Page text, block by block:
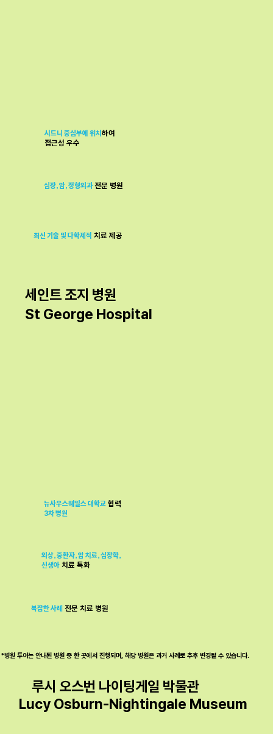
루시 오스번 나이팅게일 박물관
Lucy Osburn-Nightingale Museum
​세인트 조지 병원
St George Hospital
뉴사우스웨일스 대학교협력
3차 병원
외상, 중환자, 암 치료, 심장학,
신생아 치료 특화
복잡한 사례 전문 치료 병원
*병원 투어는 안내된 병원 중 한 곳에서 진행되며, 해당 병원은 과거 사례로 추후 변경될 수 있습니다.
시드니 중심부에 위치하여
​접근성 우수
심장, 암, 정형외과 전문 병원
최신 기술 및 다학제적 치료 제공